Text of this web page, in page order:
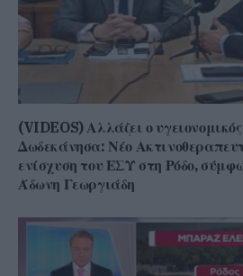
(VIDEOS) Αλλάζει ο
Δωδεκάνησα: Νέο
ενίσχυση του ΕΣΥ στη Ρόδο,
Άδωνη Γεωργιάδη